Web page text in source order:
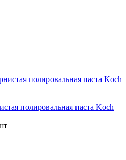
полировальная паста Koch